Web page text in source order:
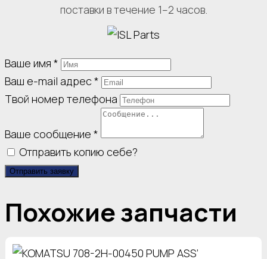
поставки в течение 1–2 часов.
Ваше имя *
Ваш e-mail адрес*
Твой номер телефона
Ваше сообщение *
Отправить копию себе?
Отправить заявку
Похожие запчасти